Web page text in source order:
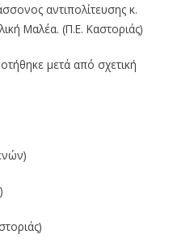
αντιπολίτευσης κ.
Μαλέα. (Π.Ε. Καστοριάς)
μετά από σχετική